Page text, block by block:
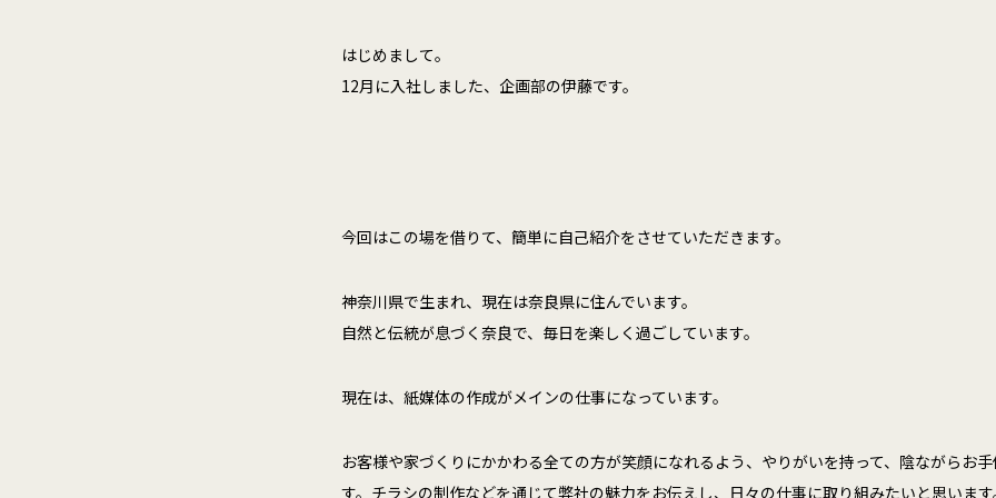
はじめまして。
12月に入社しました、企画部の伊藤です。
今回はこの場を借りて、簡単に自己紹介をさせていただきます。
神奈川県で生まれ、現在は奈良県に住んでいます。
自然と伝統が息づく奈良で、毎日を楽しく過ごしています。
現在は、紙媒体の作成がメインの仕事になっています。
お客様や家づくりにかかわる全ての方が笑顔になれるよう、やりがいを持って、陰ながらお
す。チラシの制作などを通じて弊社の魅力をお伝えし、日々の仕事に取り組みたいと思います